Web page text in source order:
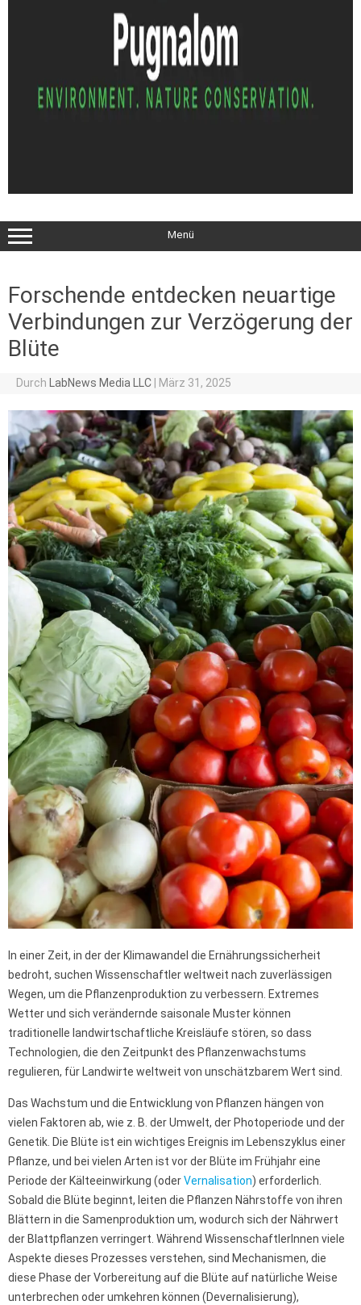
Menü
Forschende entdecken neuartige
Verbindungen zur Verzögerung der
Blüte
Durch LabNews Media LLC März 31, 2025
In einer Zeit, in der der Klimawandel die Ernährungssicherheit
bedroht, suchen Wissenschaftler weltweit nach zuverlässigen
Wegen, um die Pflanzenproduktion zu verbessern. Extremes
Wetter und sich verändernde saisonale Muster können
traditionelle landwirtschaftliche Kreisläufe stören, so dass
Technologien, die den Zeitpunkt des Pflanzenwachstums
regulieren, für Landwirte weltweit von unschätzbarem Wert sind.
Das Wachstum und die Entwicklung von Pflanzen hängen von
vielen Faktoren ab, wie z. B. der Umwelt, der Photoperiode und der
Genetik. Die Blüte ist ein wichtiges Ereignis im Lebenszyklus einer
Pflanze, und bei vielen Arten ist vor der Blüte im Frühjahr eine
Periode der Kälteeinwirkung (oderVernalisation) erforderlich.
Sobald die Blüte beginnt, leiten die Pflanzen Nährstoffe von ihren
Blättern in die Samenproduktion um, wodurch sich der Nährwert
der Blattpflanzen verringert. Während WissenschaftlerInnen viele
Aspekte dieses Prozesses verstehen, sind Mechanismen, die
diese Phase der Vorbereitung auf die Blüte auf natürliche Weise
unterbrechen oder umkehren können (Devernalisierung),